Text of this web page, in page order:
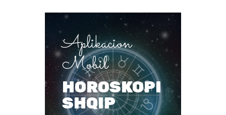
Aplikacion
Mobil
HOROSKOPI
SHQIP